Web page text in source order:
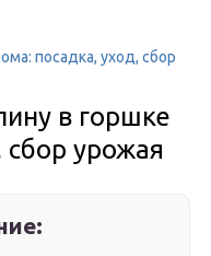
посадка, уход, сбор
в горшке
урожая